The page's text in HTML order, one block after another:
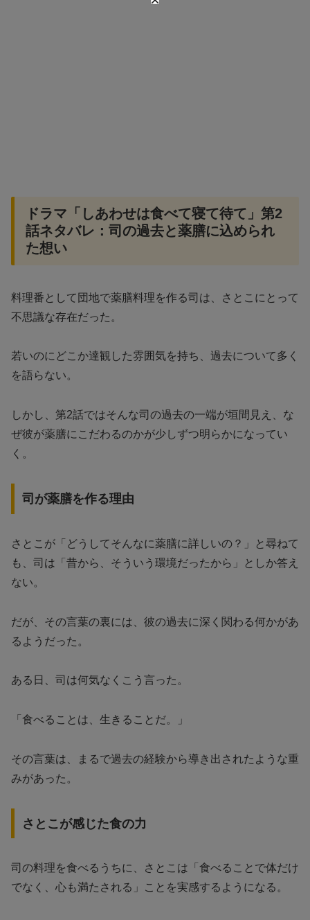
ドラマ「しあわせは食べて寝て待て」第2
話ネタバレ：司の過去と薬膳に込められ
た想い
料理番として団地で薬膳料理を作る司は、さとこにとって
不思議な存在だった。
若いのにどこか達観した雰囲気を持ち、過去について多く
を語らない。
しかし、第2話ではそんな司の過去の一端が垣間見え、な
ぜ彼が薬膳にこだわるのかが少しずつ明らかになってい
く。
司が薬膳を作る理由
さとこが「どうしてそんなに薬膳に詳しいの？」と尋ねて
も、司は「昔から、そういう環境だったから」としか答え
ない。
だが、その言葉の裏には、彼の過去に深く関わる何かがあ
るようだった。
ある日、司は何気なくこう言った。
「食べることは、生きることだ。」
その言葉は、まるで過去の経験から導き出されたような重
みがあった。
さとこが感じた食の力
司の料理を食べるうちに、さとこは「食べることで体だけ
でなく、心も満たされる」ことを実感するようになる。